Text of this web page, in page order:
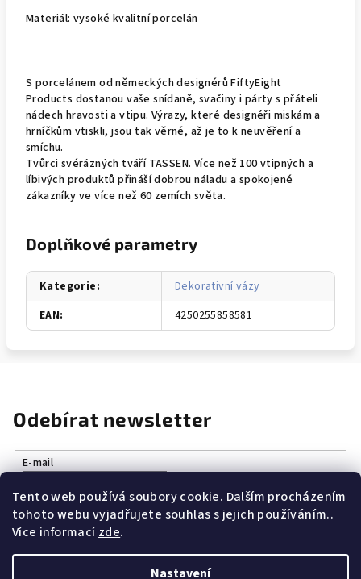
Tento web používá soubory cookie. Dalším procházením
tohoto webu vyjadřujete souhlas s jejich používáním..
Více informacízde.
Nastavení
Materiál: vysoké kvalitní porcelán
S porcelánem od německých designérů FiftyEight
Products dostanou vaše snídaně, svačiny i párty s přáteli
nádech hravosti a vtipu. Výrazy, které designéři miskám a
hrníčkům vtiskli, jsou tak věrné, až je to k neuvěření a
smíchu.
Tvůrci svérázných tváří TASSEN. Více než 100 vtipných a
líbivých produktů přináší dobrou náladu a spokojené
zákazníky ve více než 60 zemích světa.
Doplňkové parametry
Kategorie:
Dekorativní vázy
EAN: 4250255858581
Odebírat newsletter
E-mail
Vložením e-mailu souhlasíte spodmínkami ochrany osobních
údajů